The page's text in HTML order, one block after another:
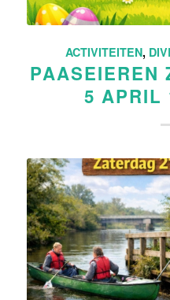
ACTIVITEITEN,
PAASEIEREN
5 APRIL